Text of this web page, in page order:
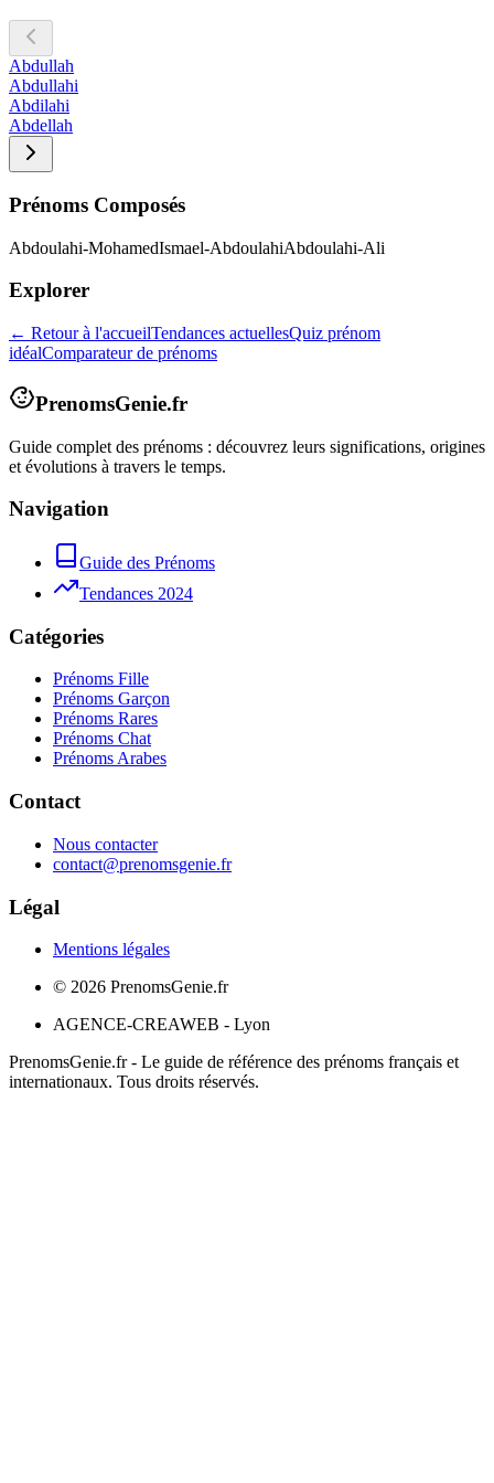
Abdullah
Abdullahi
Abdilahi
Abdellah
Prénoms Composés
Abdoulahi-MohamedIsmael-AbdoulahiAbdoulahi-Ali
Explorer
← Retour à l'accueilTendances actuellesQuiz prénom
idéalComparateur de prénoms
PrenomsGenie.fr
Guide complet des prénoms : découvrez leurs significations, origines
et évolutions à travers le temps.
Navigation
Guide des Prénoms
Tendances 2024
Catégories
Prénoms Fille
Prénoms Garçon
Prénoms Rares
Prénoms Chat
Prénoms Arabes
Contact
Nous contacter
contact@prenomsgenie.fr
Légal
Mentions légales
© 2026 PrenomsGenie.fr
AGENCE-CREAWEB - Lyon
PrenomsGenie.fr - Le guide de référence des prénoms français et
internationaux. Tous droits réservés.